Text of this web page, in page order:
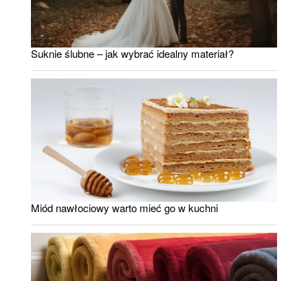
Suknie ślubne – jak wybrać idealny materiał?
Miód nawłociowy warto mieć go w kuchni